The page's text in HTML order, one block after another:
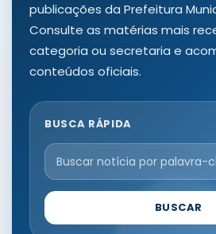
publicações da Prefeitura
Consulte as matérias mais
categoria ou secretaria e
conteúdos oficiais.
BUSCA RÁPIDA
BUSCAR